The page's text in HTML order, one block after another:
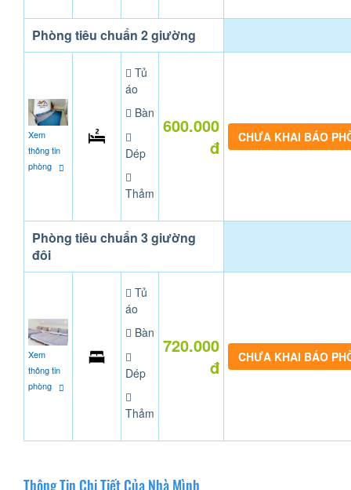
Phòng tiêu chuẩn 2 giường
Xem
thông tin
phòng
Tủ
áo
Bàn
Dép
Thảm
600.000
đ
CHƯA KHAI BÁO
Phòng tiêu chuẩn 3 giường
đôi
Xem
thông tin
phòng
Tủ
áo
Bàn
Dép
Thảm
720.000
đ
CHƯA KHAI BÁO
Thông Tin Chi Tiết Của Nhà Mình